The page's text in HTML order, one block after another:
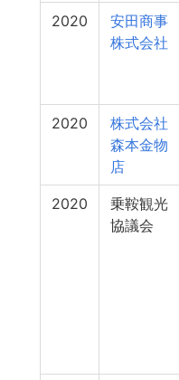
2020
安田商事
株式会社
2020
株式会社
森本金物
店
2020
乗鞍観光
協議会